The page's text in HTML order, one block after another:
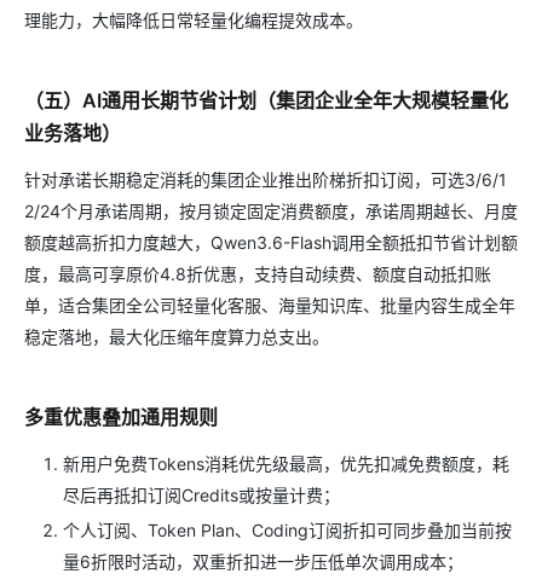
理能力，大幅降低日常轻量化编程提效成本。
（五）AI通用长期节省计划（集团企业全年大规模轻量化
业务落地）
针对承诺长期稳定消耗的集团企业推出阶梯折扣订阅，可选3/6/1
2/24个月承诺周期，按月锁定固定消费额度，承诺周期越长、月度
额度越高折扣力度越大，Qwen3.6-Flash调用全额抵扣节省计划额
度，最高可享原价4.8折优惠，支持自动续费、额度自动抵扣账
单，适合集团全公司轻量化客服、海量知识库、批量内容生成全年
稳定落地，最大化压缩年度算力总支出。
多重优惠叠加通用规则
新用户免费Tokens消耗优先级最高，优先扣减免费额度，耗
尽后再抵扣订阅Credits或按量计费；
个人订阅、Token Plan、Coding订阅折扣可同步叠加当前按
量6折限时活动，双重折扣进一步压低单次调用成本；